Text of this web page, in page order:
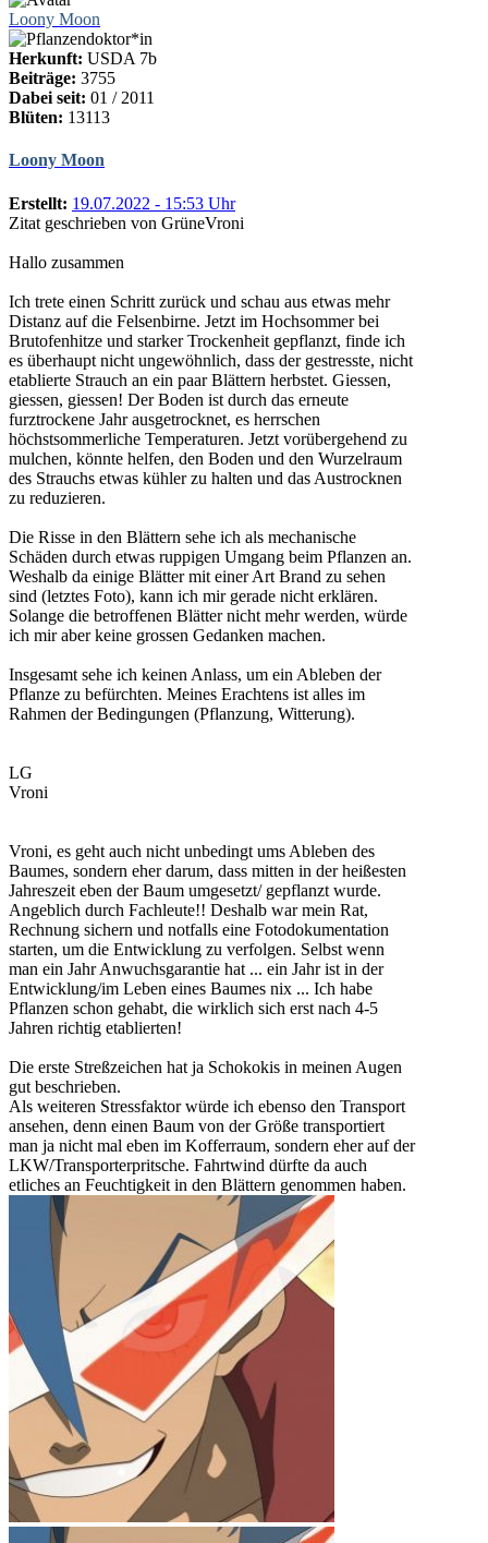
Loony Moon
Herkunft: USDA 7b
Beiträge: 3755
Dabei seit: 01 / 2011
Blüten: 13113
Loony Moon
Erstellt: 19.07.2022 - 15:53 Uhr
Zitat geschrieben von GrüneVroni
Hallo zusammen
Ich trete einen Schritt zurück und schau aus etwas mehr
Distanz auf die Felsenbirne. Jetzt im Hochsommer bei
Brutofenhitze und starker Trockenheit gepflanzt, finde ich
es überhaupt nicht ungewöhnlich, dass der gestresste, nicht
etablierte Strauch an ein paar Blättern herbstet. Giessen,
giessen, giessen! Der Boden ist durch das erneute
furztrockene Jahr ausgetrocknet, es herrschen
höchstsommerliche Temperaturen. Jetzt vorübergehend zu
mulchen, könnte helfen, den Boden und den Wurzelraum
des Strauchs etwas kühler zu halten und das Austrocknen
zu reduzieren.
Die Risse in den Blättern sehe ich als mechanische
Schäden durch etwas ruppigen Umgang beim Pflanzen an.
Weshalb da einige Blätter mit einer Art Brand zu sehen
sind (letztes Foto), kann ich mir gerade nicht erklären.
Solange die betroffenen Blätter nicht mehr werden, würde
ich mir aber keine grossen Gedanken machen.
Insgesamt sehe ich keinen Anlass, um ein Ableben der
Pflanze zu befürchten. Meines Erachtens ist alles im
Rahmen der Bedingungen (Pflanzung, Witterung).
LG
Vroni
Vroni, es geht auch nicht unbedingt ums Ableben des
Baumes, sondern eher darum, dass mitten in der heißesten
Jahreszeit eben der Baum umgesetzt/ gepflanzt wurde.
Angeblich durch Fachleute!! Deshalb war mein Rat,
Rechnung sichern und notfalls eine Fotodokumentation
starten, um die Entwicklung zu verfolgen. Selbst wenn
man ein Jahr Anwuchsgarantie hat ... ein Jahr ist in der
Entwicklung/im Leben eines Baumes nix ... Ich habe
Pflanzen schon gehabt, die wirklich sich erst nach 4-5
Jahren richtig etablierten!
Die erste Streßzeichen hat ja Schokokis in meinen Augen
gut beschrieben.
Als weiteren Stressfaktor würde ich ebenso den Transport
ansehen, denn einen Baum von der Größe transportiert
man ja nicht mal eben im Kofferraum, sondern eher auf der
LKW/Transporterpritsche. Fahrtwind dürfte da auch
etliches an Feuchtigkeit in den Blättern genommen haben.